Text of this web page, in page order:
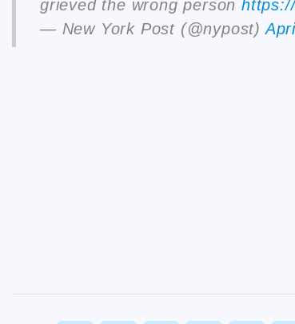
grieved the wrong person
— New York Post (@nypost)